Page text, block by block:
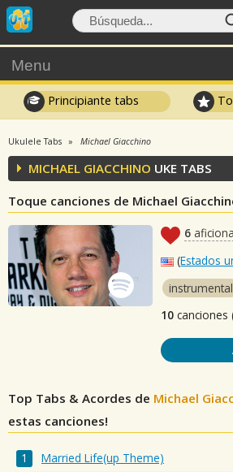
Menu
Principiante tabs
Ukulele Tabs Michael Giacchino
MICHAEL GIACCHINO UKE TABS
Toque canciones de Michael
6
(Estados
instrumental
10 canciones
Top Tabs & Acordes de Michael
estas canciones!
Married Life(up Theme)